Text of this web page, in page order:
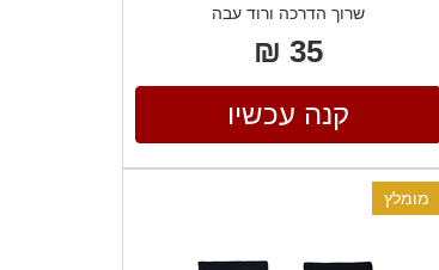
שרוך הדרכה ורוד עבה
35 ₪
קנה עכשיו
מומלץ